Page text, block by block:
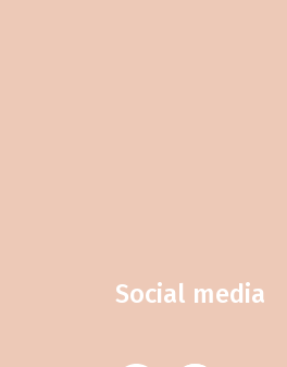
Social media